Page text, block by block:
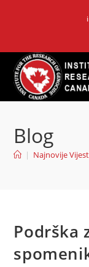
Blog
| Najnovije
Podrška